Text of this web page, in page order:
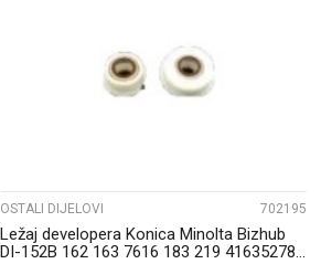
UPOREDI
OSTALI DIJELOVI 702195
Ležaj developera Konica Minolta Bizhub
DI-152B 162 163 7616 183 219 41635278...